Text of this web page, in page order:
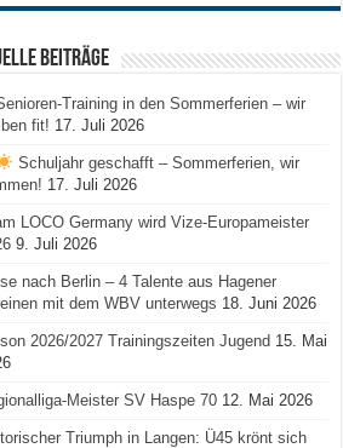
Beiträge
Training in den Sommerferien – wir
fit! 17. Juli 2026
Schuljahr geschafft – Sommerferien, wir
17. Juli 2026
LOCO Germany wird Vize-Europameister
9. Juli 2026
nach Berlin – 4 Talente aus Hagener
mit dem WBV unterwegs 18. Juni 2026
2026/2027 Trainingszeiten Jugend 15. Mai
Meister SV Haspe 70 12. Mai 2026
Triumph in Langen: Ü45 krönt sich